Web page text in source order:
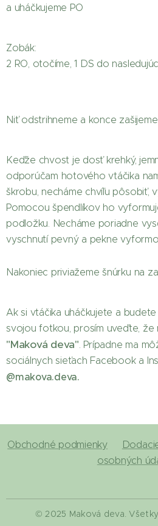
a uháčkujeme
Zobák:
2 RO, otočíme, 1 DS do
Niť odstrihneme a konce
Keďže chvost je dosť krehký,
odporúčam hotového vtáčika
škrobu, necháme chvíľu pôsobiť,
Pomocou špendlíkov ho
podložku. Necháme poriadne
vyschnutí pevný a pekne
Nakoniec priviažeme šnúrku na
Ak si vtáčika uháčkujete a
svojou fotkou, prosím uveďte, že
"Maková deva". Prípadne ma
sociálnych sieťach Facebook a
@makova.deva.
Obchodné podmienky
osobných
© 2025 Maková deva.